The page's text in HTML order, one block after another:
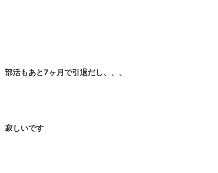
部活もあと7ヶ月で引退だし、、、
寂しいです